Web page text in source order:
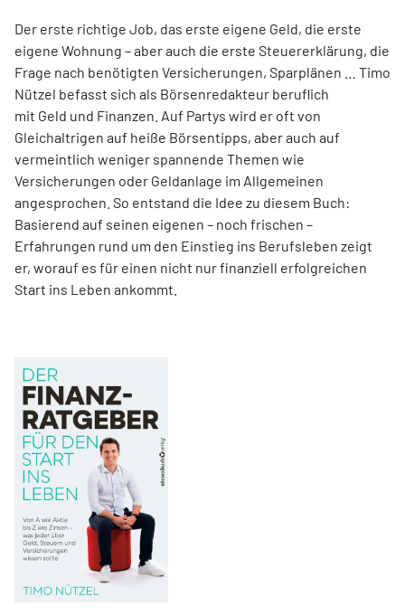
Der erste richtige Job, das erste eigene Geld, die erste
eigene Wohnung – aber auch die erste Steuererklärung, die
Frage nach benötigten Versicherungen, Sparplänen … Timo
Nützel befasst sich als Börsenredakteur beruflich
mit Geld und Finanzen. Auf Partys wird er oft von
Gleichaltrigen auf heiße Börsentipps, aber auch auf
vermeintlich weniger spannende Themen wie
Versicherungen oder Geldanlage im Allgemeinen
angesprochen. So entstand die Idee zu diesem Buch:
Basierend auf seinen eigenen – noch frischen –
Erfahrungen rund um den Einstieg ins Berufsleben zeigt
er, worauf es für einen nicht nur finanziell erfolgreichen
Start ins Leben ankommt.